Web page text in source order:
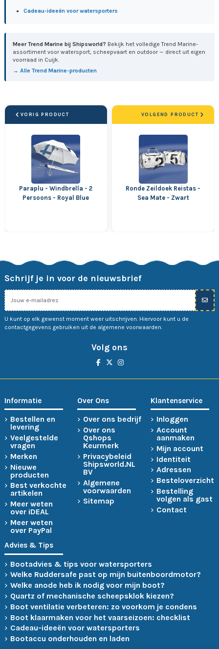
Cadeau-ideeën voor watersporters
Meer Trend Marine bij Shipsworld? Bekijk het volledige Trend Marine-
assortiment voor watersport, scheepvaart en outdoor — direct uit eigen
voorraad in Cuijk.
→ Alle Trend Marine-producten
VORIG PRODUCT
Paraplu - Windbrella - 2
Persoons - Royal Blue
Ronde Zeildoek Reistas -
Sea Mate - Zwart
VOLGEND PRODUCT
Schrijf je in voor de nieuwsbrief
U kunt op elk gewenst moment weer uitschrijven. Hiervoor kunt u de
contactgegevens gebruiken uit de algemene voorwaarden.
Volg ons
Informatie
Bestellen en
levering
Veelgestelde
vragen
Merken
Nieuwe
producten
Best verkochte
artikelen
Meer weten
over iDEAL
Meer weten
over PayPal
Over Ons
Over ons bedrijf
Over ons
Qshops
Keurmerk
Privacybeleid
Shipsworld.NL
BV
Algemene
voorwaarden
Sitemap
Klantenservice
Inloggen
Account
aanmaken
Mijn account
Identiteit
Adressen
Besteloverzicht
Bestelling
volgen als gast
Contact
Advies & Tips
Bootadvies & tips voor watersporters
Welke Ruddersafe past op mijn buitenboordmotor?
Welke anode heb ik nodig voor mijn boot?
Quartz of mechanische scheepsklok kiezen?
Boot ventilatie verbeteren: zo voorkom je condens
Boot klaarmaken voor het vaarseizoen: checklist
Cadeau-ideeën voor watersporters
Bootaccu onderhouden en laden